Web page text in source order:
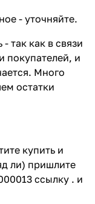
- уточняйте.
так как в связи
покупателей, и
Много
остатки
купить и
ли) пришлите
ссылку . и